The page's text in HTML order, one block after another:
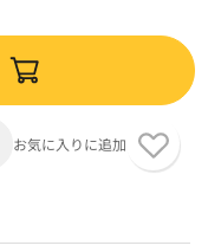
お気に入りに追加